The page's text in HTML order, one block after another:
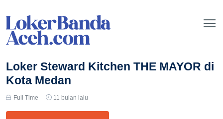
Loker Steward Kitchen THE MAYOR di
Kota Medan
Full Time 11 bulan lalu